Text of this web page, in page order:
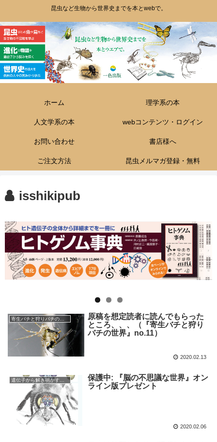
昆虫など生物から世界史までを本とwebで。
ホーム 理学系の本
人文学系の本 webコンテンツ・ログイン
お問い合わせ 書店様へ
ご注文方法 昆虫メルマガ登録・無料
isshikipub
原稿を想定読者に読んでもらった
ところ、、、（『寄生バチと狩り
バチの世界』no.11）
2020.02.13
保護中: 『脳の不思議な世界』オン
ライン版プレゼント
2020.02.06